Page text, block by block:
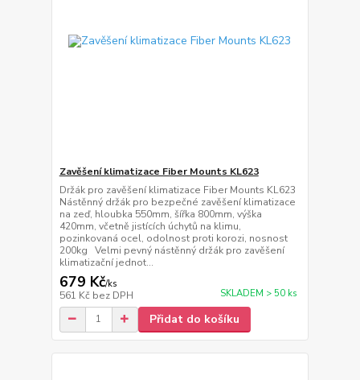
Zavěšení klimatizace Fiber Mounts KL623
Držák pro zavěšení klimatizace Fiber Mounts KL623
Nástěnný držák pro bezpečné zavěšení klimatizace
na zeď, hloubka 550mm, šířka 800mm, výška
420mm, včetně jistících úchytů na klimu,
pozinkovaná ocel, odolnost proti korozi, nosnost
200kg Velmi pevný nástěnný držák pro zavěšení
klimatizační jednot...
679 Kč/ks
561 Kč bez DPH SKLADEM > 50 ks
Přidat do košíku